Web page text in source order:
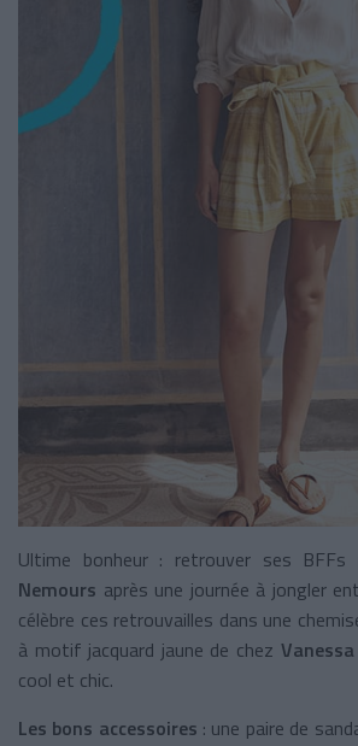
Ultime bonheur : retrouver ses BFFs
Nemours après une journée à jongler
célèbre ces retrouvailles dans une
à motif jacquard jaune de chez
cool et chic.
Les bons accessoires : une paire de